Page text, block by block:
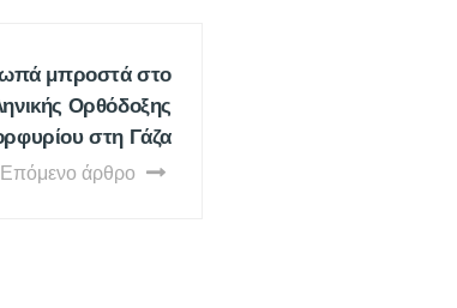
μπροστά στο
Ορθόδοξης
στη Γάζα
Επόμενο άρθρο